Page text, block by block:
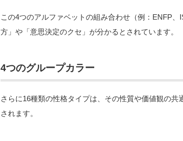
この4つのアルファベットの組み合わせ（例：ENFP
方」や「意思決定のクセ」が分かるとされています。
4つのグループカラー
さらに16種類の性格タイプは、その性質や価値観の
されます。